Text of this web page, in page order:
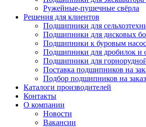
Ружейные-пушечные свёрла
Решения для клиентов
Подшипники для
Подшипники для дисковых
Подшипники к буровым
Подшипники для дробилок и
Подшипники для
Поставка подшипников на
Подбор подшипников на заказ
Каталоги производителей
Контакты
О компании
Новости
Вакансии